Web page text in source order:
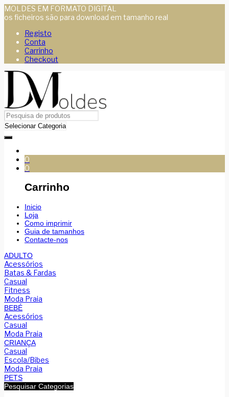
MOLDES EM FORMATO DIGITAL
os ficheiros são para download em tamanho real
Registo
Conta
Carrinho
Checkout
0
0
Carrinho
Inicio
Loja
Como imprimir
Guia de tamanhos
Contacte-nos
ADULTO
Acessórios
Batas & Fardas
Casual
Fitness
Moda Praia
BEBÉ
Acessórios
Casual
Moda Praia
CRIANÇA
Casual
Escola/Bibes
Moda Praia
PETS
Pesquisar Categorias